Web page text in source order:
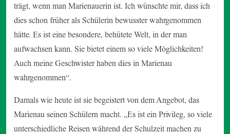
trägt, wenn man Marienauerin ist. Ich wünschte mir, dass ich
dies schon früher als Schülerin bewusster wahrgenommen
hätte. Es ist eine besondere, behütete Welt, in der man
aufwachsen kann. Sie bietet einem so viele Möglichkeiten!
Auch meine Geschwister haben dies in Marienau
wahrgenommen“.
Damals wie heute ist sie begeistert von dem Angebot, das
Marienau seinen Schülern macht. „Es ist ein Privileg, so viele
unterschiedliche Reisen während der Schulzeit machen zu